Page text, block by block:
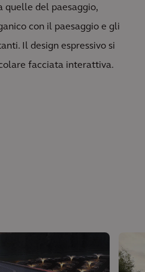
quelle del paesaggio,
con il paesaggio e gli
Il design espressivo si
facciata interattiva.